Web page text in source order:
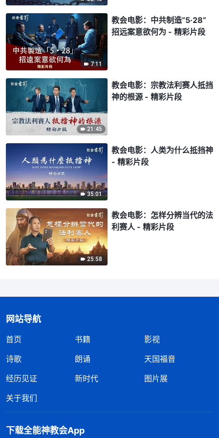
7:11
教会电影：中共制造“5·28”
招远案意欲何为 - 精彩片段
21:45
教会电影：宗教法利赛人抵挡
神的根源 - 精彩片段
35:01
教会电影：人类为什么抵挡神
- 精彩片段
25:58
教会电影：怎样分辨当代的法
利赛人 - 精彩片段
网站导航
首页 书籍
影视
诗歌
朗诵
天国福音
经历见证
新时代
图片展
关于我们
下载全能神教会App